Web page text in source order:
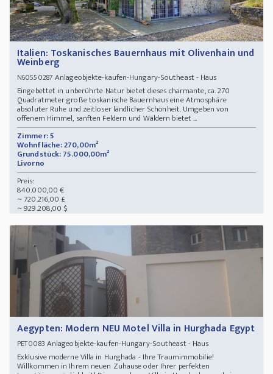
Italien: Toskanisches Bauernhaus mit Olivenhain und
Weinberg
N60550287 Anlageobjekte-kaufen-Hungary-Southeast - Haus
Eingebettet in unberührte Natur bietet dieses charmante, ca. 270
Quadratmeter große toskanische Bauernhaus eine Atmosphäre
absoluter Ruhe und zeitloser ländlicher Schönheit. Umgeben von
offenem Himmel, sanften Feldern und Wäldern bietet ...
Zimmer: 5
Wohnfläche: 270,00m²
Grundstück: 75.000,00m²
Livorno
Preis:
840.000,00 €
~ 720.216,00 £
~ 929.208,00 $
Aegypten: Modern NEU Motel Villa in Hurghada Egypt
PET0083 Anlageobjekte-kaufen-Hungary-Southeast - Haus
Exklusive moderne Villa in Hurghada - Ihre Traumimmobilie!
Willkommen in Ihrem neuen Zuhause oder Ihrer perfekten